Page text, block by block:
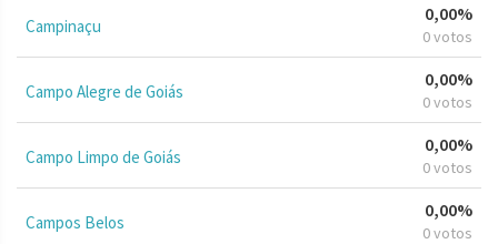
Campinaçu
0,00%
0 votos
Campo Alegre de Goiás
0,00%
0 votos
Campo Limpo de Goiás
0,00%
0 votos
Campos Belos
0,00%
0 votos